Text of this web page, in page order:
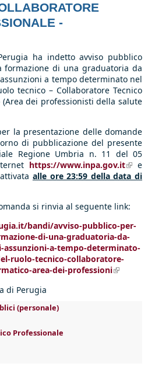
-
ha indetto avviso pubblico
di una graduatoria da
a tempo determinato nel
tecnico – Collaboratore Tecnico
dei professionisti della salute
la presentazione delle domande
di pubblicazione del presente
Regione Umbria n. 11 del 05
https://www.inpa.gov.it
e
alle ore 23:59 della data di
si rinvia al seguente link:
bandi/avviso-pubblico-per-
di-una-graduatoria-da-
a-tempo-determinato-
ruolo-tecnico-collaboratore-
area-dei-professioni(link is
di Perugia
(personale)
Professionale
is external)